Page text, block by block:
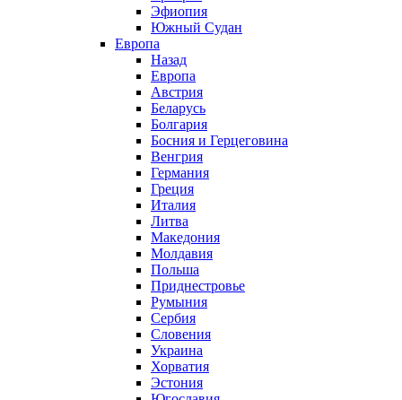
Эфиопия
Южный Судан
Европа
Назад
Европа
Австрия
Беларусь
Болгария
Босния и Герцеговина
Венгрия
Германия
Греция
Италия
Литва
Македония
Молдавия
Польша
Приднестровье
Румыния
Сербия
Словения
Украина
Хорватия
Эстония